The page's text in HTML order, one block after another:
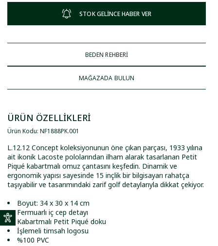
STOK GELİNCE HABER VER
BEDEN REHBERİ
MAĞAZADA BULUN
ÜRÜN ÖZELLİKLERİ
Ürün Kodu: NF1888PK.001
L.12.12 Concept koleksiyonunun öne çıkan parçası, 1933 yılına
ait ikonik Lacoste pololarından ilham alarak tasarlanan Petit
Piqué kabartmalı omuz çantasını keşfedin. Dinamik ve
ergonomik yapısı sayesinde 15 inçlik bir bilgisayarı rahatça
taşıyabilir ve tasarımındaki zarif golf detaylarıyla dikkat çekiyor.
Boyut: 34 x 30 x 14 cm
Fermuarlı iç cep detayı
Kabartmalı Petit Piqué doku
İşlemeli timsah logosu
%100 PVC